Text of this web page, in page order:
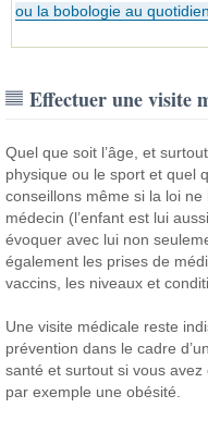
ou la bobologie au quotidien.
Effectuer une visite
Quel que soit l’âge, et
physique ou le sport et quel
conseillons même si la loi ne
médecin (l’enfant est lui
évoquer avec lui non
également les prises de
vaccins, les niveaux et
Une visite médicale reste
prévention dans le cadre
santé et surtout si vous
par exemple une obésité.